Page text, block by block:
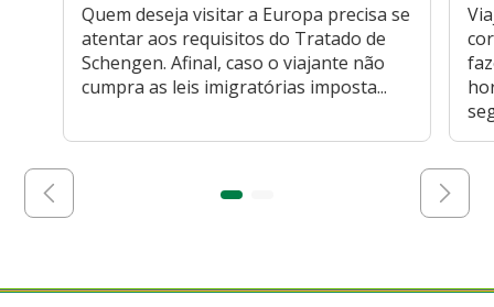
Quem deseja visitar a Europa precisa se
atentar aos requisitos do Tratado de
Schengen. Afinal, caso o viajante não
cumpra as leis imigratórias imposta...